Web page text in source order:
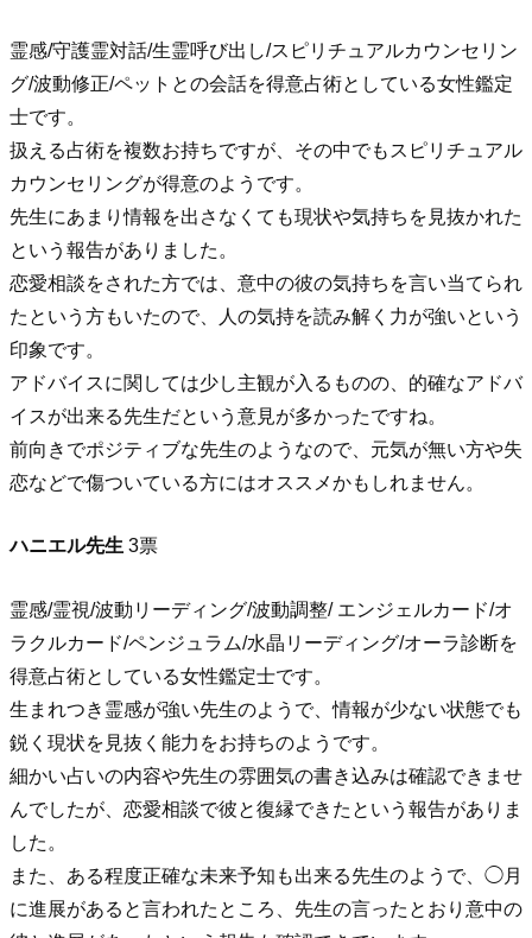
霊感/守護霊対話/生霊呼び出し/スピリチュアルカウンセリン
グ/波動修正/ペットとの会話を得意占術としている女性鑑定
士です。
扱える占術を複数お持ちですが、その中でもスピリチュアル
カウンセリングが得意のようです。
先生にあまり情報を出さなくても現状や気持ちを見抜かれた
という報告がありました。
恋愛相談をされた方では、意中の彼の気持ちを言い当てられ
たという方もいたので、人の気持を読み解く力が強いという
印象です。
アドバイスに関しては少し主観が入るものの、的確なアドバ
イスが出来る先生だという意見が多かったですね。
前向きでポジティブな先生のようなので、元気が無い方や失
恋などで傷ついている方にはオススメかもしれません。
ハニエル先生 3票
霊感/霊視/波動リーディング/波動調整/ エンジェルカード/オ
ラクルカード/ペンジュラム/水晶リーディング/オーラ診断を
得意占術としている女性鑑定士です。
生まれつき霊感が強い先生のようで、情報が少ない状態でも
鋭く現状を見抜く能力をお持ちのようです。
細かい占いの内容や先生の雰囲気の書き込みは確認できませ
んでしたが、恋愛相談で彼と復縁できたという報告がありま
した。
また、ある程度正確な未来予知も出来る先生のようで、◯月
に進展があると言われたところ、先生の言ったとおり意中の